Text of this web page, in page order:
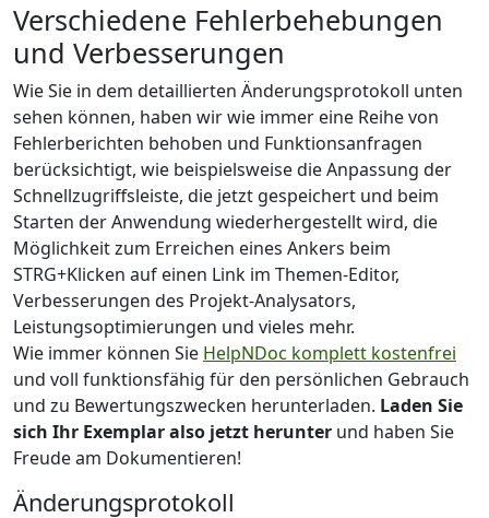
Verschiedene Fehlerbehebungen
und Verbesserungen
Wie Sie in dem detaillierten Änderungsprotokoll unten
sehen können, haben wir wie immer eine Reihe von
Fehlerberichten behoben und Funktionsanfragen
berücksichtigt, wie beispielsweise die Anpassung der
Schnellzugriffsleiste, die jetzt gespeichert und beim
Starten der Anwendung wiederhergestellt wird, die
Möglichkeit zum Erreichen eines Ankers beim
STRG+Klicken auf einen Link im Themen-Editor,
Verbesserungen des Projekt-Analysators,
Leistungsoptimierungen und vieles mehr.
Wie immer können Sie HelpNDoc komplett kostenfrei
und voll funktionsfähig für den persönlichen Gebrauch
und zu Bewertungszwecken herunterladen. Laden Sie
sich Ihr Exemplar also jetzt herunter und haben Sie
Freude am Dokumentieren!
Änderungsprotokoll